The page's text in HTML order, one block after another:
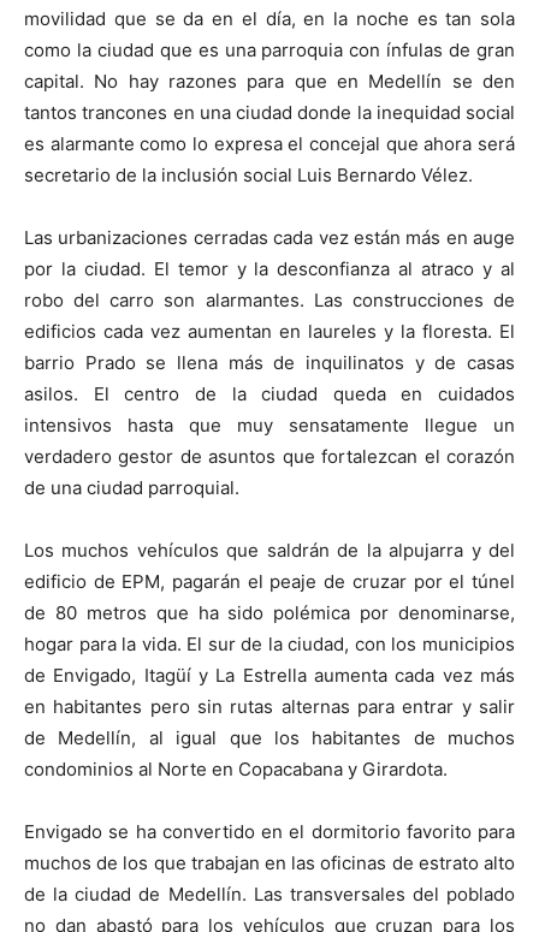
movilidad que se da en el día, en la noche es tan sola
como la ciudad que es una parroquia con ínfulas de gran
capital. No hay razones para que en Medellín se den
tantos trancones en una ciudad donde la inequidad social
es alarmante como lo expresa el concejal que ahora será
secretario de la inclusión social Luis Bernardo Vélez.
Las urbanizaciones cerradas cada vez están más en auge
por la ciudad. El temor y la desconfianza al atraco y al
robo del carro son alarmantes. Las construcciones de
edificios cada vez aumentan en laureles y la floresta. El
barrio Prado se llena más de inquilinatos y de casas
asilos. El centro de la ciudad queda en cuidados
intensivos hasta que muy sensatamente llegue un
verdadero gestor de asuntos que fortalezcan el corazón
de una ciudad parroquial.
Los muchos vehículos que saldrán de la alpujarra y del
edificio de EPM, pagarán el peaje de cruzar por el túnel
de 80 metros que ha sido polémica por denominarse,
hogar para la vida. El sur de la ciudad, con los municipios
de Envigado, Itagüí y La Estrella aumenta cada vez más
en habitantes pero sin rutas alternas para entrar y salir
de Medellín, al igual que los habitantes de muchos
condominios al Norte en Copacabana y Girardota.
Envigado se ha convertido en el dormitorio favorito para
muchos de los que trabajan en las oficinas de estrato alto
de la ciudad de Medellín. Las transversales del poblado
no dan abastó para los vehículos que cruzan para los